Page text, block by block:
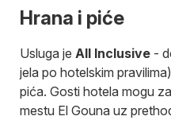
Hrana i piće
Usluga je All Inclusive -
jela po hotelskim
pića. Gosti hotela mogu
mestu El Gouna uz